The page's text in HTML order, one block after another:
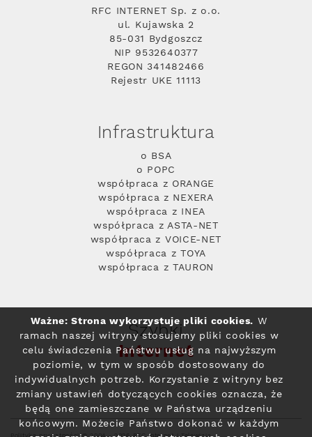
RFC INTERNET Sp. z o.o.
ul. Kujawska 2
85-031 Bydgoszcz
NIP 9532640377
REGON 341482466
Rejestr UKE 11113
Infrastruktura
o BSA
o POPC
współpraca z ORANGE
współpraca z NEXERA
współpraca z INEA
współpraca z ASTA-NET
współpraca z VOICE-NET
współpraca z TOYA
współpraca z TAURON
Szybki
Internet
Ważne: Strona wykorzystuje pliki cookies. W
ramach naszej witryny stosujemy pliki cookies w
celu świadczenia Państwu usług na najwyższym
poziomie, w tym w sposób dostosowany do
indywidualnych potrzeb. Korzystanie z witryny bez
zmiany ustawień dotyczących cookies oznacza, że
będą one zamieszczane w Państwa urządzeniu
końcowym. Możecie Państwo dokonać w każdym